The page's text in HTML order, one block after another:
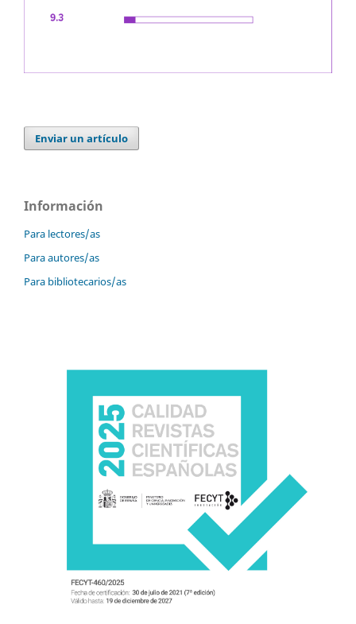
Enviar un artículo
Información
Para lectores/as
Para autores/as
Para bibliotecarios/as